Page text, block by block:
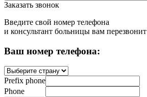
Заказать звонок
Введите свой номер телефона
и консультант больницы вам перезвонит
Ваш номер телефона:
Prefix phone
Phone